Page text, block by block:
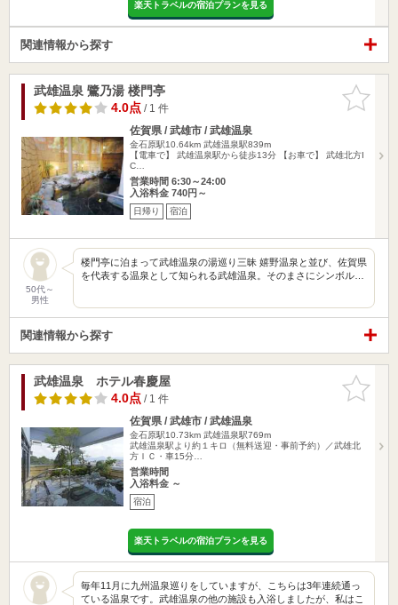
楽天トラベルの宿泊プランを見る
関連情報から探す
お気に入
りに追加
武雄温泉 鷺乃湯 楼門亭
4.0点/ 1 件
佐賀県 / 武雄市 / 武雄温泉
金石原駅10.64km 武雄温泉駅839m
【電車で】 武雄温泉駅から徒歩13分 【お車で】 武雄北方I
C…
営業時間 6:30～24:00
入浴料金 740円～
日帰り 宿泊
50代～
男性
楼門亭に泊まって武雄温泉の湯巡り三昧 嬉野温泉と並び、佐賀県
を代表する温泉として知られる武雄温泉。そのまさにシンボル…
関連情報から探す
お気に入
りに追加
武雄温泉 ホテル春慶屋
4.0点/ 1 件
佐賀県 / 武雄市 / 武雄温泉
金石原駅10.73km 武雄温泉駅769m
武雄温泉駅より約１キロ（無料送迎・事前予約）／武雄北
方ＩＣ・車15分…
営業時間
入浴料金 ～
宿泊
楽天トラベルの宿泊プランを見る
毎年11月に九州温泉巡りをしていますが、こちらは3年連続通っ
ている温泉です。武雄温泉の他の施設も入浴しましたが、私はこ